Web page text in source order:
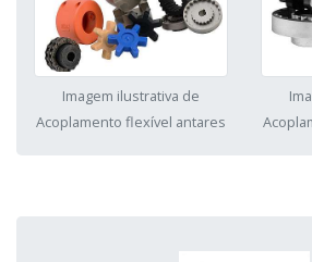
Imagem ilustrativa de
Acoplamento flexível antares